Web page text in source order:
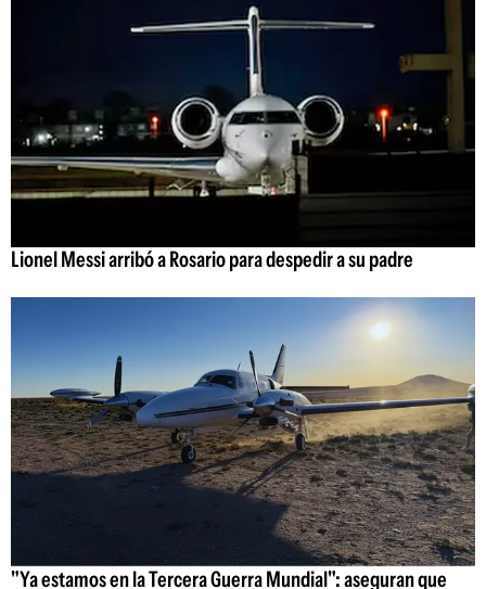
Lionel Messi arribó a Rosario para despedir a su padre
"Ya estamos en la Tercera Guerra Mundial": aseguran que